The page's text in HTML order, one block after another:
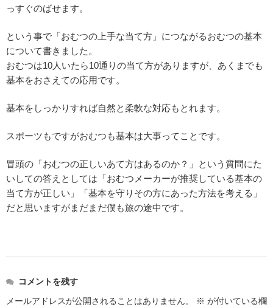
っすぐのばせます。
という事で「おむつの上手な当て方」につながるおむつの基本
について書きました。
おむつは10人いたら10通りの当て方がありますが、あくまでも
基本をおさえての応用です。
基本をしっかりすれば自然と柔軟な対応もとれます。
スポーツもですがおむつも基本は大事ってことです。
冒頭の「おむつの正しいあて方はあるのか？」という質問にた
いしての答えとしては「おむつメーカーが推奨している基本の
当て方が正しい」「基本を守りその方にあった方法を考える」
だと思いますがまだまだ僕も旅の途中です。
コメントを残す
メールアドレスが公開されることはありません。
※ が付いている欄